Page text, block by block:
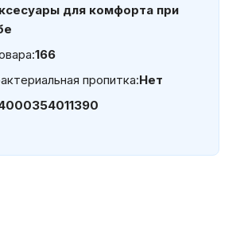
для комфорта при
166
пропитка:Нет